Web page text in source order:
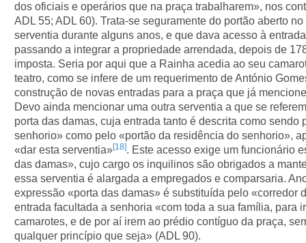
dos oficiais e operários que na praça trabalharem», nos
ADL 55; ADL 60). Trata-se seguramente do portão aberto
serventia durante alguns anos, e que dava acesso à
passando a integrar a propriedade arrendada, depois de
imposta. Seria por aqui que a Rainha acedia ao seu
teatro, como se infere de um requerimento de António
construção de novas entradas para a praça que já
Devo ainda mencionar uma outra serventia a que se
porta das damas, cuja entrada tanto é descrita como sendo
senhorio» como pelo «portão da residência do senhorio»,
«dar esta serventia»[18]. Este acesso exige um funcionário
das damas», cujo cargo os inquilinos são obrigados a
essa serventia é alargada a empregados e comparsaria.
expressão «porta das damas» é substituída pelo «corredor
entrada facultada a senhoria «com toda a sua família, para
camarotes, e de por aí irem ao prédio contíguo da praça,
qualquer princípio que seja» (ADL 90).